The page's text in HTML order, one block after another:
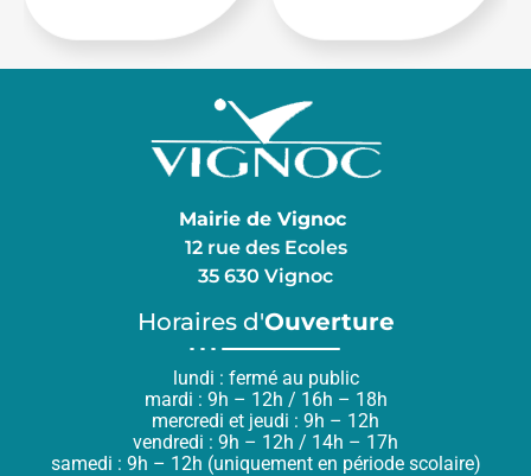
Mairie de Vignoc
12 rue des Ecoles
35 630 Vignoc
Horaires d'Ouverture
lundi : fermé au public
mardi : 9h – 12h / 16h – 18h
mercredi et jeudi : 9h – 12h
vendredi : 9h – 12h / 14h – 17h
samedi : 9h – 12h (uniquement en période scolaire)